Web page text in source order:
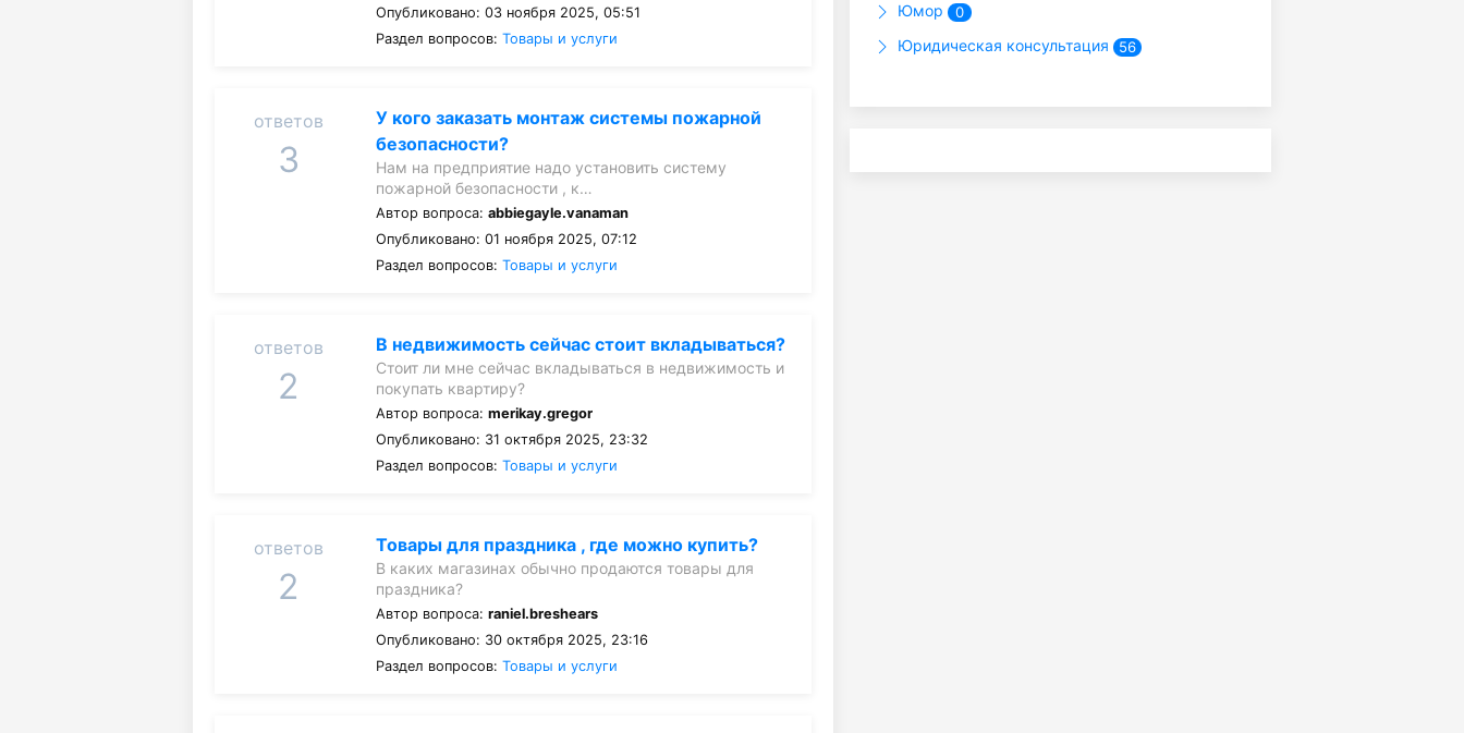
Опубликовано: 03 ноября 2025, 05:51
Раздел вопросов:Товары и услуги
ответов
3
У кого заказать монтаж системы пожарной
безопасности?
Нам на предприятие надо установить систему
пожарной безопасности , к…
Автор вопроса:abbiegayle.vanaman
Опубликовано: 01 ноября 2025, 07:12
Раздел вопросов:Товары и услуги
ответов
2
В недвижимость сейчас стоит вкладываться?
Стоит ли мне сейчас вкладываться в недвижимость и
покупать квартиру?
Автор вопроса:merikay.gregor
Опубликовано: 31 октября 2025, 23:32
Раздел вопросов:Товары и услуги
ответов
2
Товары для праздника , где можно купить?
В каких магазинах обычно продаются товары для
праздника?
Автор вопроса:raniel.breshears
Опубликовано: 30 октября 2025, 23:16
Раздел вопросов:Товары и услуги
Юмор 0
Юридическая консультация 56